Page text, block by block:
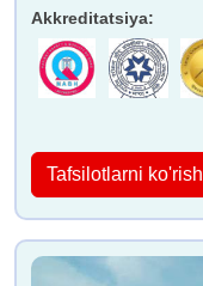
Akkreditatsiya:
Tafsilotlarni ko'rish